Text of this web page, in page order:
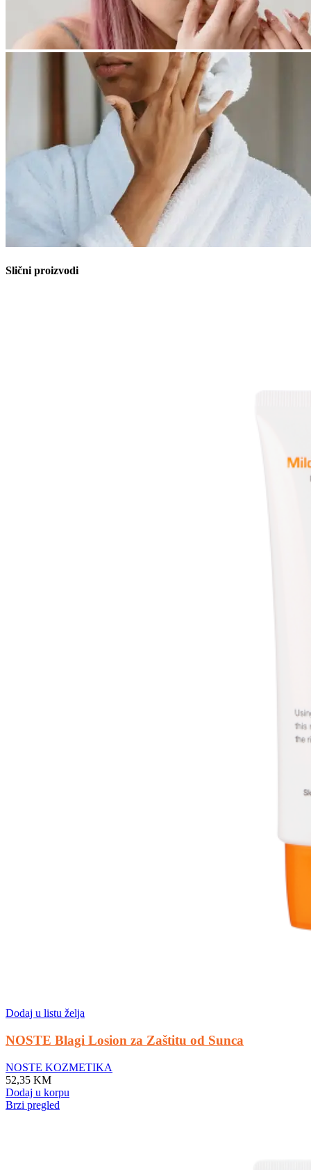
Slični proizvodi
Dodaj u listu želja
NOSTE Blagi Losion za Zaštitu od Sunca
NOSTE KOZMETIKA
52,35 KM
Dodaj u korpu
Brzi pregled